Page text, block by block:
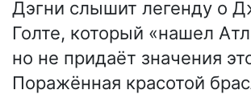
Дэгни слышит легенду о
Голте, который «нашел
но не придаёт значения
Поражённая красотой